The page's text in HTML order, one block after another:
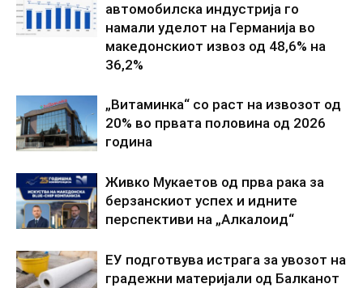
автомобилска индустрија го
намали уделот на Германија во
македонскиот извоз од 48,6% на
36,2%
„Витаминка“ со раст на извозот од
20% во првата половина од 2026
година
Живко Мукаетов од прва рака за
берзанскиот успех и идните
перспективи на „Алкалоид“
ЕУ подготвува истрага за увозот на
градежни материјали од Балканот